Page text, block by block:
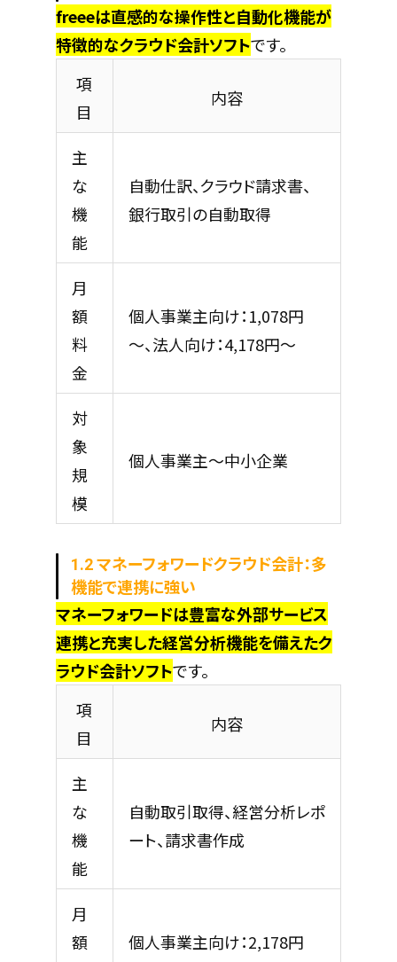
freeeは直感的な操作性と自動化機能が
特徴的なクラウド会計ソフトです。
項
目
内容
主
な
機
能
自動仕訳、クラウド請求書、
銀行取引の自動取得
月
額
料
金
個人事業主向け：1,078円
～、法人向け：4,178円～
対
象
規
模
個人事業主～中小企業
1.2 マネーフォワードクラウド会計：多
機能で連携に強い
マネーフォワードは豊富な外部サービス
連携と充実した経営分析機能を備えたク
ラウド会計ソフトです。
項
目
内容
主
な
機
能
自動取引取得、経営分析レポ
ート、請求書作成
月
額
個人事業主向け：2,178円